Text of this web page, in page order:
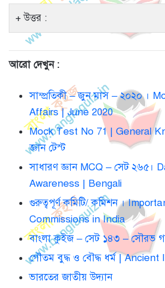
উত্তর :
আরো দেখুন :
সাম্প্রতিকী – জুন মাস – ২০২০ ।
Affairs | June 2020
Mock Test No 71 | General
জ্ঞান টেস্ট
সাধারণ জ্ঞান MCQ – সেট ২৬৫।
Awareness | Bengali
গুরুত্বপূর্ণ কমিটি/ কমিশন ।
Commissions in India
বাংলা কুইজ – সেট ১৪৩ – সৌরভ
গৌতম বুদ্ধ ও বৌদ্ধ ধর্ম |
ভারতের জাতীয় উদ্যান